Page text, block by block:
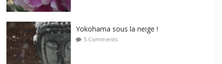
Yokohama sous la neige !
5 Comments